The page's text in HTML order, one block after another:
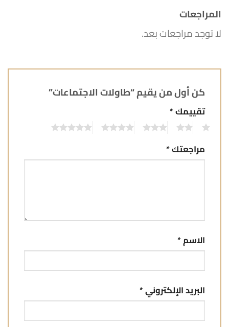
المراجعات
لا توجد مراجعات بعد.
كن أول من يقيم “طاولات الاجتماعات”
تقييمك*
مراجعتك*
الاسم*
البريد الإلكتروني*